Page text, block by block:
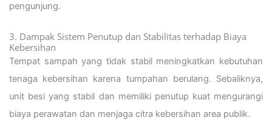
pengunjung.
3. Dampak Sistem Penutup dan Stabilitas terhadap Biaya
Kebersihan
Tempat sampah yang tidak stabil meningkatkan kebutuhan
tenaga kebersihan karena tumpahan berulang. Sebaliknya,
unit besi yang stabil dan memiliki penutup kuat mengurangi
biaya perawatan dan menjaga citra kebersihan area publik.